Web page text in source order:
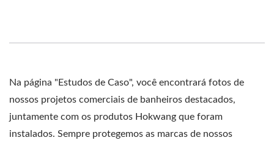
Na página "Estudos de Caso", você encontrará fotos de
nossos projetos comerciais de banheiros destacados,
juntamente com os produtos Hokwang que foram
instalados. Sempre protegemos as marcas de nossos